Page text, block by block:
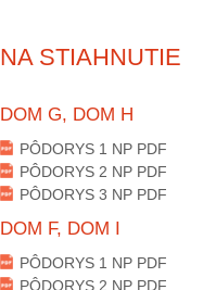
NA STIAHNUTIE
DOM G, DOM H
PÔDORYS 1 NP PDF
PÔDORYS 2 NP PDF
PÔDORYS 3 NP PDF
DOM F, DOM I
PÔDORYS 1 NP PDF
PÔDORYS 2 NP PDF